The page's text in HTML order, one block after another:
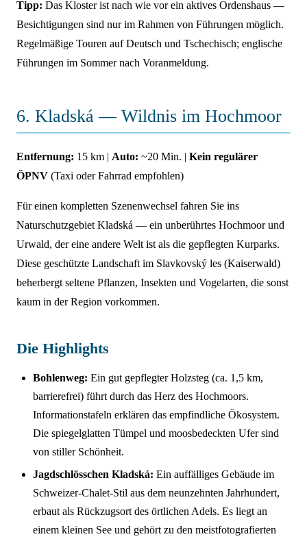
Tipp: Das Kloster ist nach wie vor ein aktives Ordenshaus —
Besichtigungen sind nur im Rahmen von Führungen möglich.
Regelmäßige Touren auf Deutsch und Tschechisch; englische
Führungen im Sommer nach Voranmeldung.
6. Kladská — Wildnis im Hochmoor
Entfernung: 15 km | Auto: ~20 Min. | Kein regulärer
ÖPNV (Taxi oder Fahrrad empfohlen)
Für einen kompletten Szenenwechsel fahren Sie ins
Naturschutzgebiet Kladská — ein unberührtes Hochmoor und
Urwald, der eine andere Welt ist als die gepflegten Kurparks.
Diese geschützte Landschaft im Slavkovský les (Kaiserwald)
beherbergt seltene Pflanzen, Insekten und Vogelarten, die sonst
kaum in der Region vorkommen.
Die Highlights
Bohlenweg: Ein gut gepflegter Holzsteg (ca. 1,5 km,
barrierefrei) führt durch das Herz des Hochmoors.
Informationstafeln erklären das empfindliche Ökosystem.
Die spiegelglatten Tümpel und moosbedeckten Ufer sind
von stiller Schönheit.
Jagdschlösschen Kladská: Ein auffälliges Gebäude im
Schweizer-Chalet-Stil aus dem neunzehnten Jahrhundert,
erbaut als Rückzugsort des örtlichen Adels. Es liegt an
einem kleinen See und gehört zu den meistfotografierten